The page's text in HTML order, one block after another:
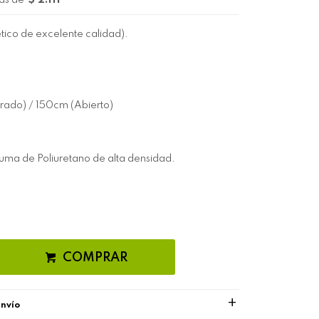
de excelente calidad).
/ 150cm (Abierto)
de Poliuretano de alta densidad.
COMPRAR